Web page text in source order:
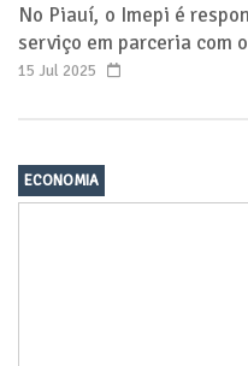
No Piauí, o Imepi é
serviço em parceria com
15 Jul 2025
ECONOMIA